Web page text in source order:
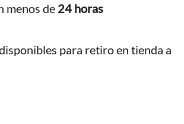
menos de 24 horas
para retiro en tienda a